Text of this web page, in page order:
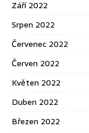
Září 2022
Srpen 2022
Červenec 2022
Červen 2022
Květen 2022
Duben 2022
Březen 2022